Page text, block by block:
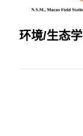
环境/生态学